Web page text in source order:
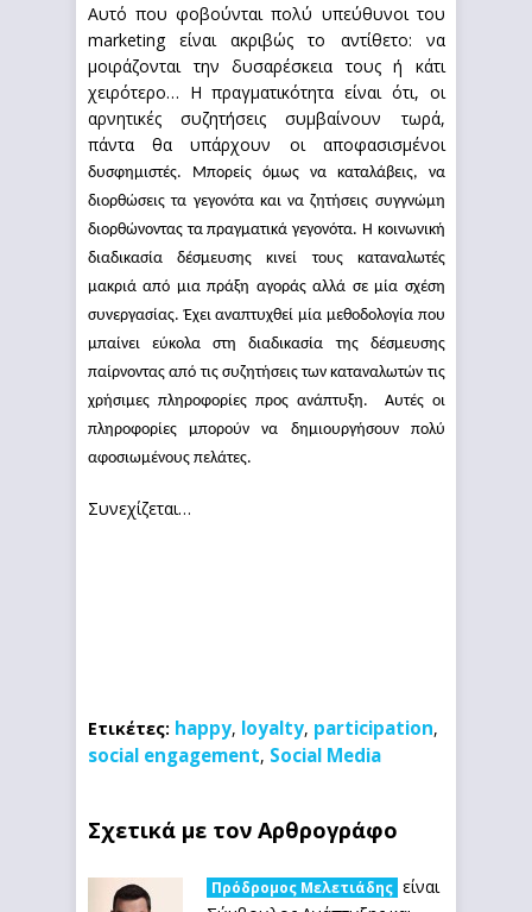
Αυτό που φοβούνται πολύ υπεύθυνοι του
marketing είναι ακριβώς το αντίθετο: να
μοιράζονται την δυσαρέσκεια τους ή κάτι
χειρότερο… Η πραγματικότητα είναι ότι, οι
αρνητικές συζητήσεις συμβαίνουν τωρά,
πάντα θα υπάρχουν οι αποφασισμένοι
δυσφημιστές. Μπορείς όμως να καταλάβεις, να
διορθώσεις τα γεγονότα και να ζητήσεις συγγνώμη
διορθώνοντας τα πραγματικά γεγονότα. Η κοινωνική
διαδικασία δέσμευσης κινεί τους καταναλωτές
μακριά από μια πράξη αγοράς αλλά σε μία σχέση
συνεργασίας. Έχει αναπτυχθεί μία μεθοδολογία που
μπαίνει εύκολα στη διαδικασία της δέσμευσης
παίρνοντας από τις συζητήσεις των καταναλωτών τις
χρήσιμες πληροφορίες προς ανάπτυξη. Αυτές οι
πληροφορίες μπορούν να δημιουργήσουν πολύ
αφοσιωμένους πελάτες.
Συνεχίζεται…
Ετικέτες: happy, loyalty, participation,
social engagement, Social Media
Σχετικά με τον Αρθρογράφο
Πρόδρομος Μελετιάδης είναι